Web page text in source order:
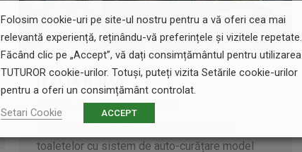
ITALIA ROMA
Outdoor Bysfdev 29 iulie 2015
toaletelor cu sistem de auto-curățare model
Folosim cookie-uri pe site-ul nostru pentru a vă oferi cea mai
relevantă experiență, reținându-vă preferințele și vizitele repetate.
Făcând clic pe „Accept”, vă dați consimțământul pentru utilizarea
TUTUROR cookie-urilor. Totuși, puteți vizita Setările cookie-urilor
pentru a oferi un consimțământ controlat.
Setari Cookie
ACCEPT